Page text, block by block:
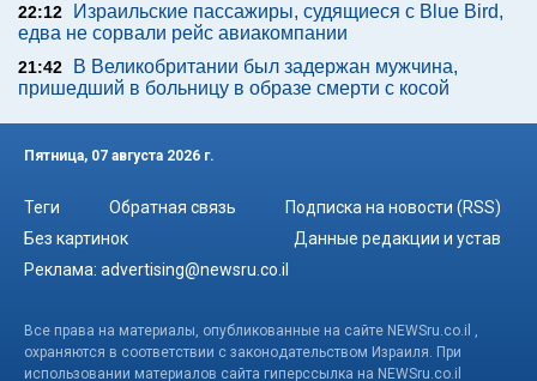
22:12
Израильские пассажиры, судящиеся с Blue Bird,
едва не сорвали рейс авиакомпании
21:42
В Великобритании был задержан мужчина,
пришедший в больницу в образе смерти с косой
Пятница, 07 августа 2026 г.
Теги Обратная связь
Подписка на новости (RSS)
Без картинок
Данные редакции и устав
Реклама: advertising@newsru.co.il
Все права на материалы, опубликованные на сайте NEWSru.co.il ,
охраняются в соответствии с законодательством Израиля. При
использовании материалов сайта гиперссылка на NEWSru.co.il